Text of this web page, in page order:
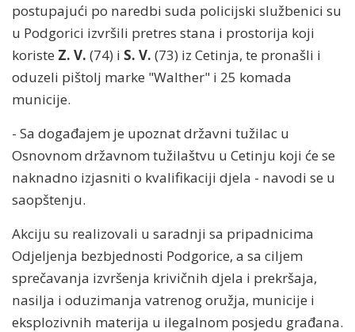
postupajući po naredbi suda policijski službenici su
u Podgorici izvršili pretres stana i prostorija koji
koriste Z. V. (74) i S. V. (73) iz Cetinja, te pronašli i
oduzeli pištolj marke "Walther" i 25 komada
municije.
- Sa događajem je upoznat državni tužilac u
Osnovnom državnom tužilaštvu u Cetinju koji će se
naknadno izjasniti o kvalifikaciji djela - navodi se u
saopštenju.
Akciju su realizovali u saradnji sa pripadnicima
Odjeljenja bezbjednosti Podgorice, a sa ciljem
sprečavanja izvršenja krivičnih djela i prekršaja,
nasilja i oduzimanja vatrenog oružja, municije i
eksplozivnih materija u ilegalnom posjedu građana.